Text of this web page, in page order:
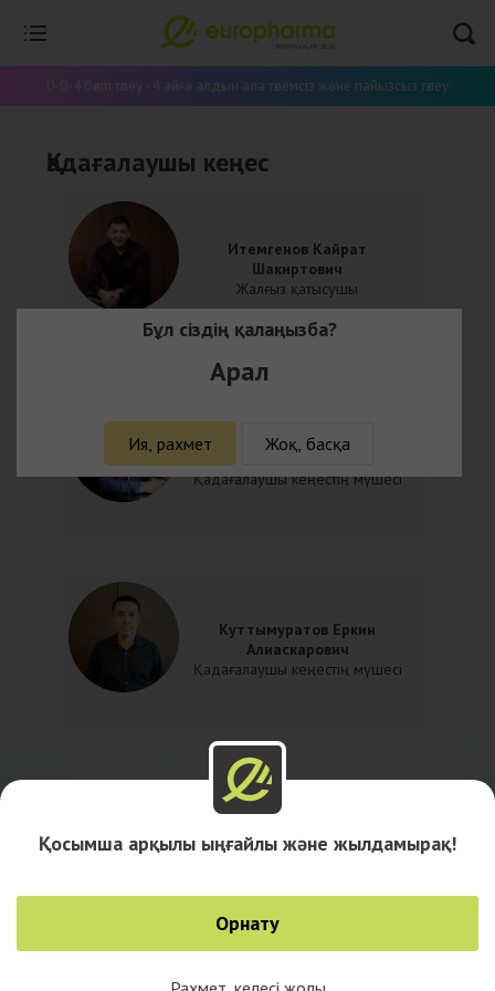
0-0-4 бөліп төлеу - 4 айға алдын ала төлемсіз және пайызсыз төлеу
Қадағалаушы кеңес
Итемгенов Кайрат
Шакиртович
Жалғыз қатысушы
Берденов Руслан
Қадағалаушы кеңестің мүшесі
Куттымуратов Еркин
Алиаскарович
Қадағалаушы кеңестің мүшесі
Қосымша арқылы ыңғайлы және жылдамырақ!
Орнату
Бұл сіздің қалаңызба?
Арал
Ия, рахмет Жоқ, басқа